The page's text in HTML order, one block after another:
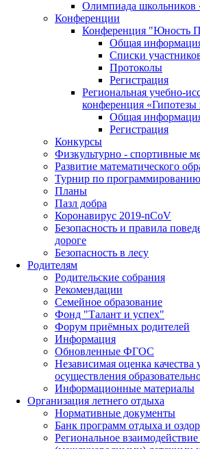
Олимпиада школьников
Конференции
Конференция "Юность
Общая
Списки
Протоколы
Регистрация
Региональная учебно-
конференция «Гипотезы
Общая
Регистрация
Конкурсы
Физкультурно - спортивные
Развитие математического
Турнир по программированию
Планы
Пазл добра
Коронавирус 2019-nCoV
Безопасность и правила
дороге
Безопасность в лесу
Родителям
Родительские собрания
Рекомендации
Семейное образование
Фонд "Талант и успех"
Форум приёмных родителей
Информация
Обновленные ФГОС
Независимая оценка качества
осуществления
Информационные материалы
Организация летнего отдыха
Нормативные документы
Банк программ отдыха и
Региональное